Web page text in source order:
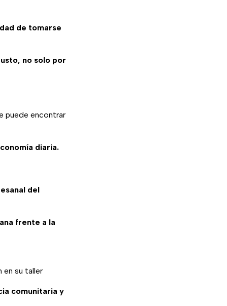
de tomarse
no solo por
puede encontrar
diaria.
del
frente a la
en su taller
comunitaria y